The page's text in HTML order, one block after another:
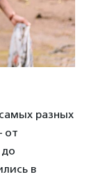
разных
от
в